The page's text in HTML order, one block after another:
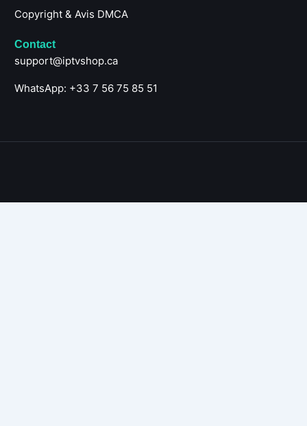
Copyright & Avis DMCA
Contact
support@iptvshop.ca
WhatsApp: +33 7 56 75 85 51